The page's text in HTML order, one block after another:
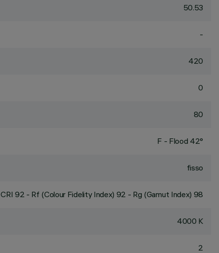
50.53
-
420
0
80
F - Flood 42°
fisso
CRI 92 - Rf (Colour Fidelity Index) 92 - Rg (Gamut Index) 98
4000 K
2